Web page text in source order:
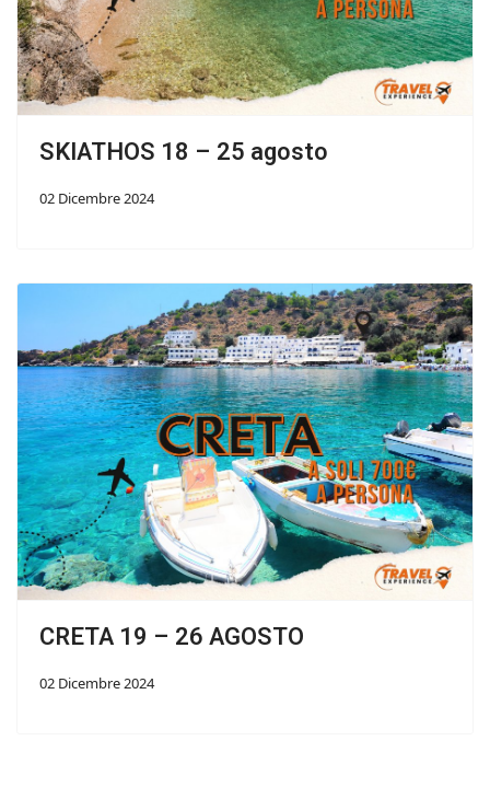
SKIATHOS 18 – 25 agosto
02 Dicembre 2024
CRETA 19 – 26 AGOSTO
02 Dicembre 2024